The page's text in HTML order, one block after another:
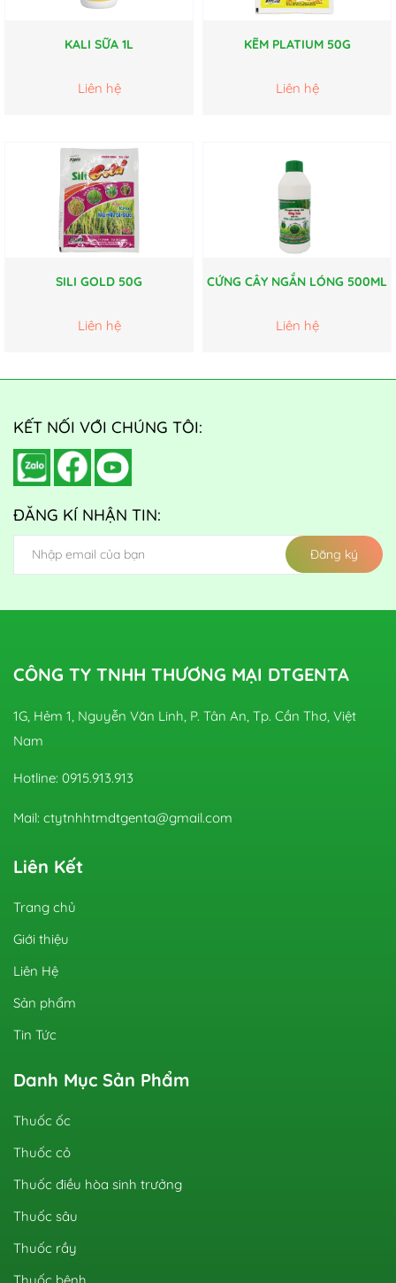
KALI SỮA 1L
Liên hệ
KẼM PLATIUM 50G
Liên hệ
SILI GOLD 50G
Liên hệ
CỨNG CÂY NGẮN LÓNG 500ML
Liên hệ
KẾT NỐI VỚI CHÚNG TÔI:
ĐĂNG KÍ NHẬN TIN:
Đăng ký
CÔNG TY TNHH THƯƠNG MẠI DTGENTA
1G, Hẻm 1, Nguyễn Văn Linh, P. Tân An, Tp. Cần Thơ, Việt
Nam
Hotline: 0915.913.913
Mail: ctytnhhtmdtgenta@gmail.com
Liên Kết
Trang chủ
Giới thiệu
Liên Hệ
Sản phẩm
Tin Tức
Danh Mục Sản Phẩm
Thuốc ốc
Thuốc cỏ
Thuốc điều hòa sinh trưởng
Thuốc sâu
Thuốc rầy